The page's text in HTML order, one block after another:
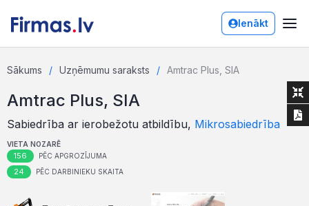
Ienākt
Sākums Uzņēmumu saraksts Amtrac Plus, SIA
Amtrac Plus, SIA
Sabiedrība ar ierobežotu atbildību, Mikrosabiedrība
VIETA NOZARĒ
156 PĒC APGROZĪJUMA
24 PĒC DARBINIEKU SKAITA